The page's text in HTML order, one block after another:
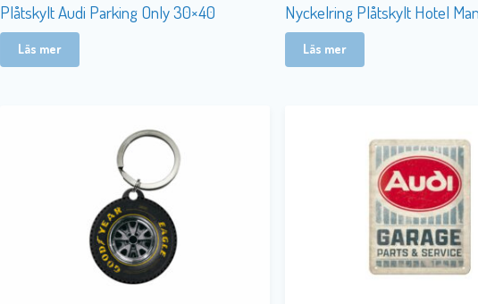
Plåtskylt Audi Parking Only 30×40
Läs mer
Nyckelring Plåtskylt Hotel
Läs mer